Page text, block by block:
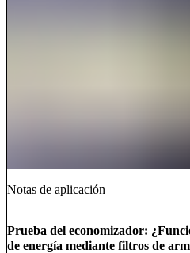
Notas de aplicación
Prueba del economizador:
de energía mediante filtros de